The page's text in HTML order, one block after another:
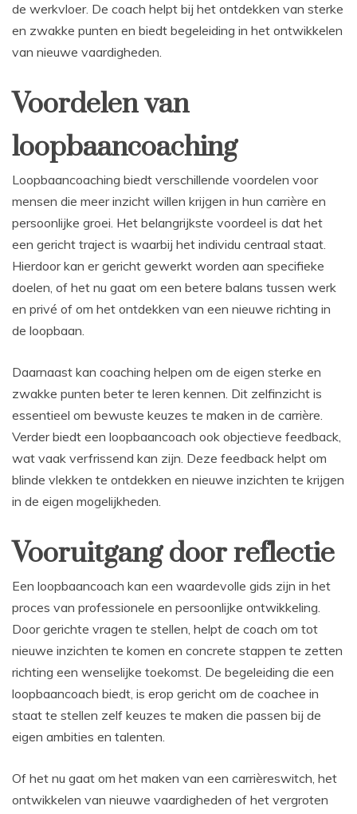
de werkvloer. De coach helpt bij het ontdekken van sterke
en zwakke punten en biedt begeleiding in het ontwikkelen
van nieuwe vaardigheden.
Voordelen van
loopbaancoaching
Loopbaancoaching biedt verschillende voordelen voor
mensen die meer inzicht willen krijgen in hun carrière en
persoonlijke groei. Het belangrijkste voordeel is dat het
een gericht traject is waarbij het individu centraal staat.
Hierdoor kan er gericht gewerkt worden aan specifieke
doelen, of het nu gaat om een betere balans tussen werk
en privé of om het ontdekken van een nieuwe richting in
de loopbaan.
Daarnaast kan coaching helpen om de eigen sterke en
zwakke punten beter te leren kennen. Dit zelfinzicht is
essentieel om bewuste keuzes te maken in de carrière.
Verder biedt een loopbaancoach ook objectieve feedback,
wat vaak verfrissend kan zijn. Deze feedback helpt om
blinde vlekken te ontdekken en nieuwe inzichten te krijgen
in de eigen mogelijkheden.
Vooruitgang door reflectie
Een loopbaancoach kan een waardevolle gids zijn in het
proces van professionele en persoonlijke ontwikkeling.
Door gerichte vragen te stellen, helpt de coach om tot
nieuwe inzichten te komen en concrete stappen te zetten
richting een wenselijke toekomst. De begeleiding die een
loopbaancoach biedt, is erop gericht om de coachee in
staat te stellen zelf keuzes te maken die passen bij de
eigen ambities en talenten.
Of het nu gaat om het maken van een carrièreswitch, het
ontwikkelen van nieuwe vaardigheden of het vergroten